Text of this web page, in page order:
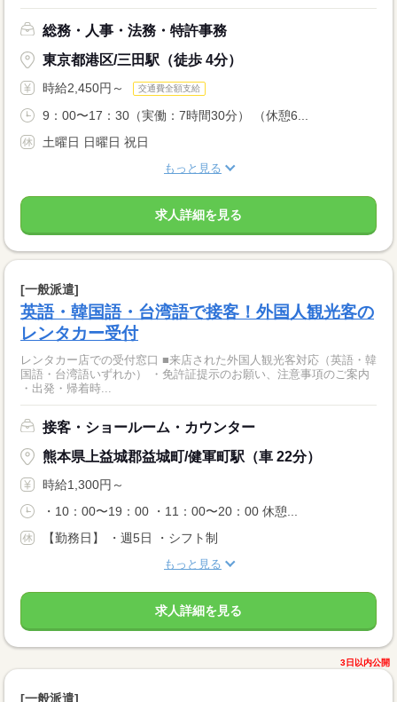
総務・人事・法務・特許事務
東京都港区/三田駅（徒歩 4分）
時給2,450円～ 交通費全額支給
9：00〜17：30（実働：7時間30分） （休憩6...
土曜日 日曜日 祝日
もっと見る
求人詳細を見る
[一般派遣]
英語・韓国語・台湾語で接客！外国人観光客の
レンタカー受付
レンタカー店での受付窓口 ■来店された外国人観光客対応（英語・韓
国語・台湾語いずれか） ・免許証提示のお願い、注意事項のご案内
・出発・帰着時...
接客・ショールーム・カウンター
熊本県上益城郡益城町/健軍町駅（車 22分）
時給1,300円～
・10：00〜19：00 ・11：00〜20：00 休憩...
【勤務日】 ・週5日 ・シフト制
もっと見る
求人詳細を見る
3日以内公開
[一般派遣]